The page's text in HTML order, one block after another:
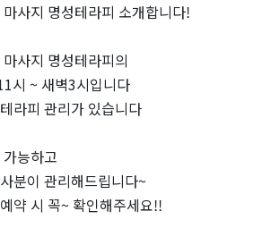
사지 명성테라피 소개합니다!
사지 명성테라피의
시 ~ 새벽3시입니다
라피 관리가 있습니다
능하고
분이 관리해드립니다~
약 시 꼭~ 확인해주세요!!